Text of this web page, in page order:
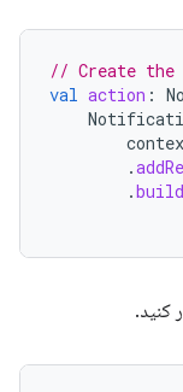
// Create the
val action :
.
.build
کنید.